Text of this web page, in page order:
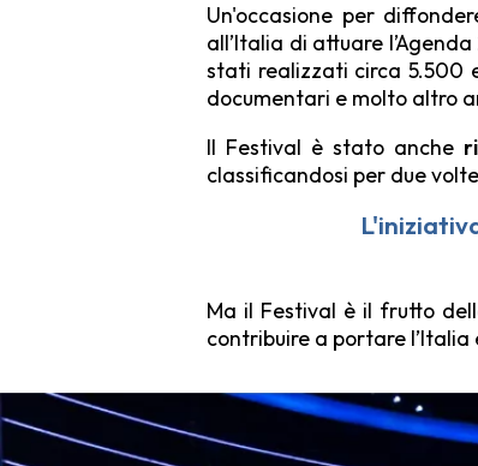
Un'occasione per
all’Italia di attuare l’Agenda
stati realizzati circa 5.500
documentari e molto altro
Il Festival è stato anche
classificandosi per due
Ma il Festival è il frutto
contribuire a portare l’Italia